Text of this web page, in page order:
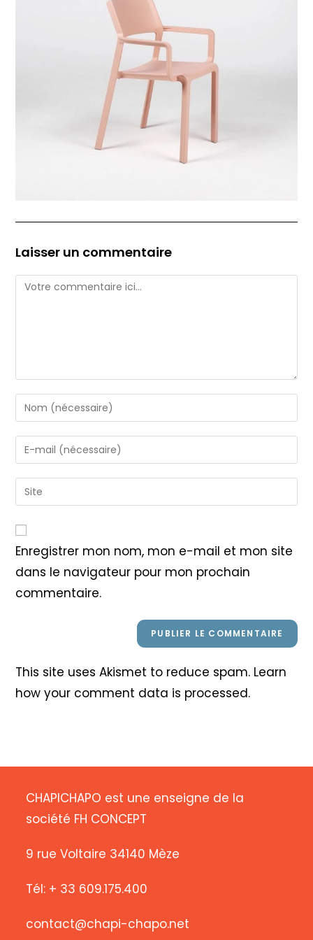
Laisser un commentaire
Comment
Enter
your
name
or
to
comment
Enter
your
email
address
Saisir
l’URL
votre
site
(facultatif)
Enregistrer mon nom, mon e-mail et mon site
dans le navigateur pour mon prochain
commentaire.
This site uses Akismet to reduce spam. Learn
how your comment data is processed.
CHAPICHAPO est une enseigne de la
société FH CONCEPT
9 rue Voltaire 34140 Mèze
Tél: + 33 609.175.400
contact@chapi-chapo.net